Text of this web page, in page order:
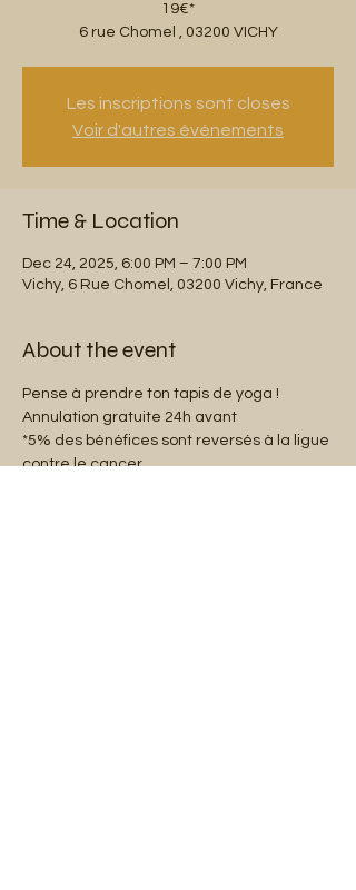
19€*
6 rue Chomel , 03200 VICHY
Les inscriptions sont closes
Voir d'autres événements
Time & Location
Dec 24, 2025, 6:00 PM – 7:00 PM
Vichy, 6 Rue Chomel, 03200 Vichy, France
About the event
Pense à prendre ton tapis de yoga !
Annulation gratuite 24h avant
*5% des bénéfices sont reversés à la ligue
contre le cancer.